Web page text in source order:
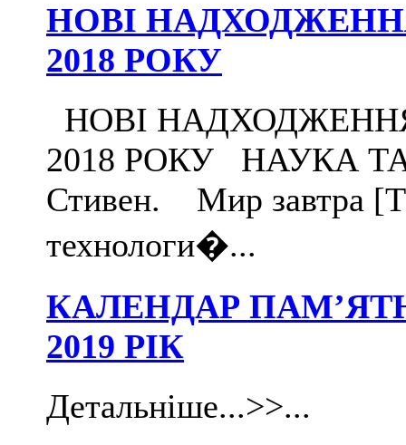
НОВІ
2018 РОКУ
НОВІ
2018 РОКУ НАУКА
Стивен. Мир завтра
технологи�...
КАЛЕНДАР
2019 РІК
Детальніше...>>...